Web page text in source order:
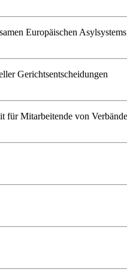
Europäischen
Gerichtsentscheidungen
für Mitarbeitende von